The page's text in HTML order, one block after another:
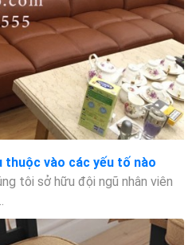
thuộc vào các yếu tố nào
tôi sở hữu đội ngũ nhân viên